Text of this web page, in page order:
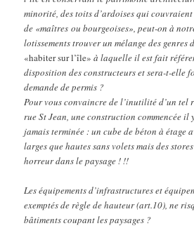
minorité, des toits d’ardoises qui
de «maîtres ou bourgeoises», peut-on à
lotissements trouver un mélange des genres
«habiter sur l’île» à laquelle il est fait
disposition des constructeurs et sera-t-elle
demande de permis ?
Pour vous convaincre de l’inutilité d’un tel
rue St Jean, une construction commencée il
jamais terminée : un cube de béton à étage
larges que hautes sans volets mais des
horreur dans le paysage ! !!
Les équipements d’infrastructures et
exemptés de règle de hauteur (art.10), ne
bâtiments coupant les paysages ?